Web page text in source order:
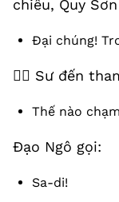
chiều, Quy
Đại chúng!
🧘‍♂️ Sư đến
Thế nào
Đạo Ngô gọi:
Sa-di!